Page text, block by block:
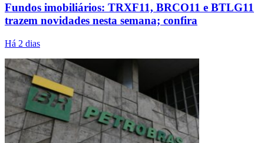
Fundos imobiliários: TRXF11, BRCO11 e BTLG11
trazem novidades nesta semana; confira
Há 2 dias